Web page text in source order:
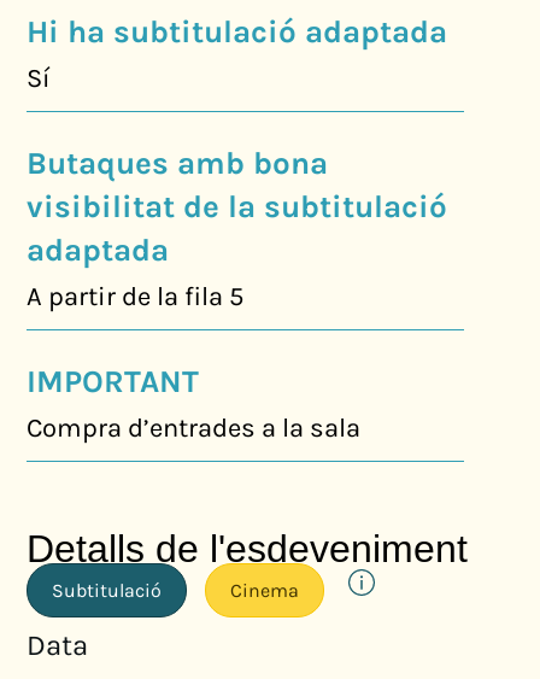
Hi ha subtitulació adaptada
Sí
Butaques amb bona
visibilitat de la subtitulació
adaptada
A partir de la fila 5
IMPORTANT
Compra d’entrades a la sala
Detalls de l'esdeveniment
Subtitulació Cinema
Data